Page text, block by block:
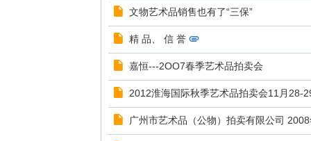
文物艺术品销售也有了“三保”
精 品、 信 誉
嘉恒---2OO7春季艺术品拍卖会
2012淮海国际秋季艺术品拍卖会11月28-
广州市艺术品（公物）拍卖有限公司